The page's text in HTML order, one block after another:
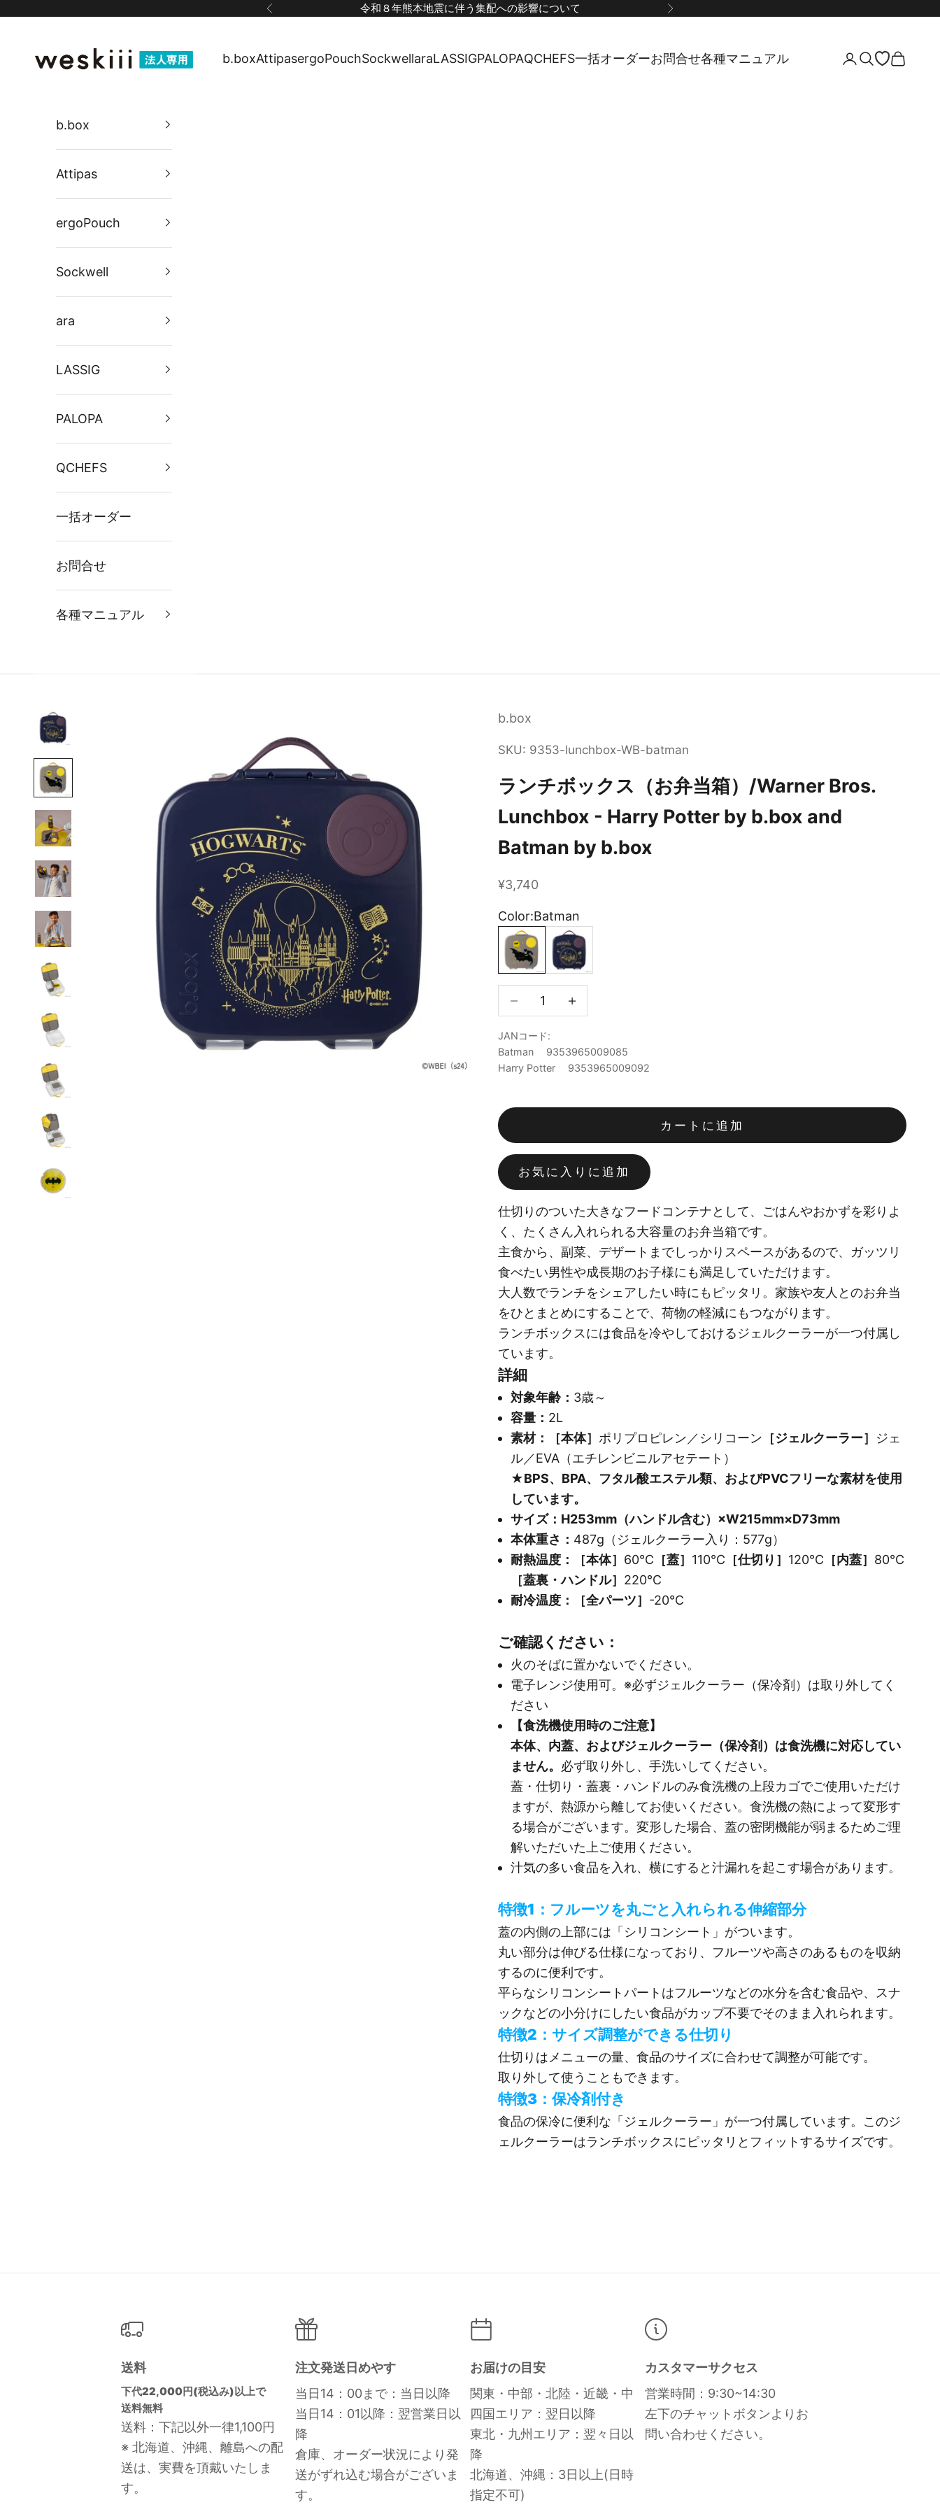
前へ 令和８年熊本地震に伴う集配への影響について 次へ
b.boxAttipasergoPouchSockwellaraLASSIGPALOPAQCHEFS一括オーダーお問合せ各種マニュアル アカウントペー
検索を開く
カート
b.box
Attipas
ergoPouch
Sockwell
ara
LASSIG
PALOPA
QCHEFS
一括オーダー
お問合せ
各種マニュアル
b.box
SKU: 9353-lunchbox-WB-batman
ランチボックス（お弁当箱）/Warner Bros.
Lunchbox - Harry Potter by b.box and
Batman by b.box
セール価格
¥3,740
Color:Batman
Batman
Harry Potter
数量を減らす数量を減らす
JANコード:
Batman 9353965009085
Harry Potter 9353965009092
カートに追加
お気に入りに追加
仕切りのついた大きなフードコンテナとして、ごはんやおかずを彩りよ
く、たくさん入れられる大容量のお弁当箱です。
主食から、副菜、デザートまでしっかりスペースがあるので、ガッツリ
食べたい男性や成長期のお子様にも満足していただけます。
大人数でランチをシェアしたい時にもピッタリ。家族や友人とのお弁当
をひとまとめにすることで、荷物の軽減にもつながります。
ランチボックスには食品を冷やしておけるジェルクーラーが一つ付属し
ています。
詳細
対象年齢： 3歳～
容量： 2L
素材：［本体］ ポリプロピレン／シリコーン ［ジェルクーラー］ ジェ
ル／EVA（エチレンビニルアセテート）
★BPS、BPA、フタル酸エステル類、およびPVCフリーな素材を使用
しています。
サイズ：H253mm（ハンドル含む）×W215mm×D73mm
本体重さ： 487g（ジェルクーラー入り：577g）
耐熱温度：［本体］ 60℃ ［蓋］ 110℃ ［仕切り］ 120℃ ［内蓋］ 80℃
［蓋裏・ハンドル］ 220℃
耐冷温度：［全パーツ］ -20℃
ご確認ください：
火のそばに置かないでください。
電子レンジ使用可。※必ずジェルクーラー（保冷剤）は取り外してく
ださい
【食洗機使用時のご注意】
本体、内蓋、およびジェルクーラー（保冷剤）は食洗機に対応してい
ません。 必ず取り外し、手洗いしてください。
蓋・仕切り・蓋裏・ハンドルのみ食洗機の上段カゴでご使用いただけ
ますが、熱源から離してお使いください。 食洗機の熱によって変形す
る場合がございます。変形した場合、蓋の密閉機能が弱まるためご理
解いただいた上ご使用ください。
汁気の多い食品を入れ、横にすると汁漏れを起こす場合があります。
特徴1：フルーツを丸ごと入れられる伸縮部分
蓋の内側の上部には「シリコンシート」がついます。
丸い部分は伸びる仕様になっており、フルーツや高さのあるものを収納
するのに便利です。
平らなシリコンシートパートはフルーツなどの水分を含む食品や、スナ
ックなどの小分けにしたい食品がカップ不要でそのまま入れられます。
特徴2：サイズ調整ができる仕切り
仕切りはメニューの量、食品のサイズに合わせて調整が可能です。
取り外して使うこともできます。
特徴3：保冷剤付き
食品の保冷に便利な「ジェルクーラー」が一つ付属しています。このジ
ェルクーラーはランチボックスにピッタリとフィットするサイズです。
送料
下代22,000円(税込み)以上で
送料無料
送料：下記以外一律1,100円
※ 北海道、沖縄、離島への配
送は、実費を頂戴いたしま
す。
注文発送日めやす
当日14：00まで：当日以降
当日14：01以降：翌営業日以
降
倉庫、オーダー状況により発
送がずれ込む場合がございま
す。
お届けの目安
関東・中部・北陸・近畿・中
四国エリア：翌日以降
東北・九州エリア：翌々日以
降
北海道、沖縄：3日以上(日時
指定不可)
カスタマーサクセス
営業時間：9:30~14:30
左下のチャットボタンよりお
問い合わせください。